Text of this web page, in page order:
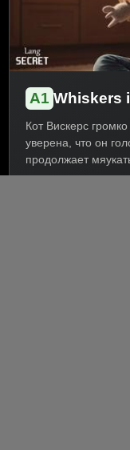
A1 Whiskers
Кот Вискерс
уверена, что он
продолжает
том, как легко